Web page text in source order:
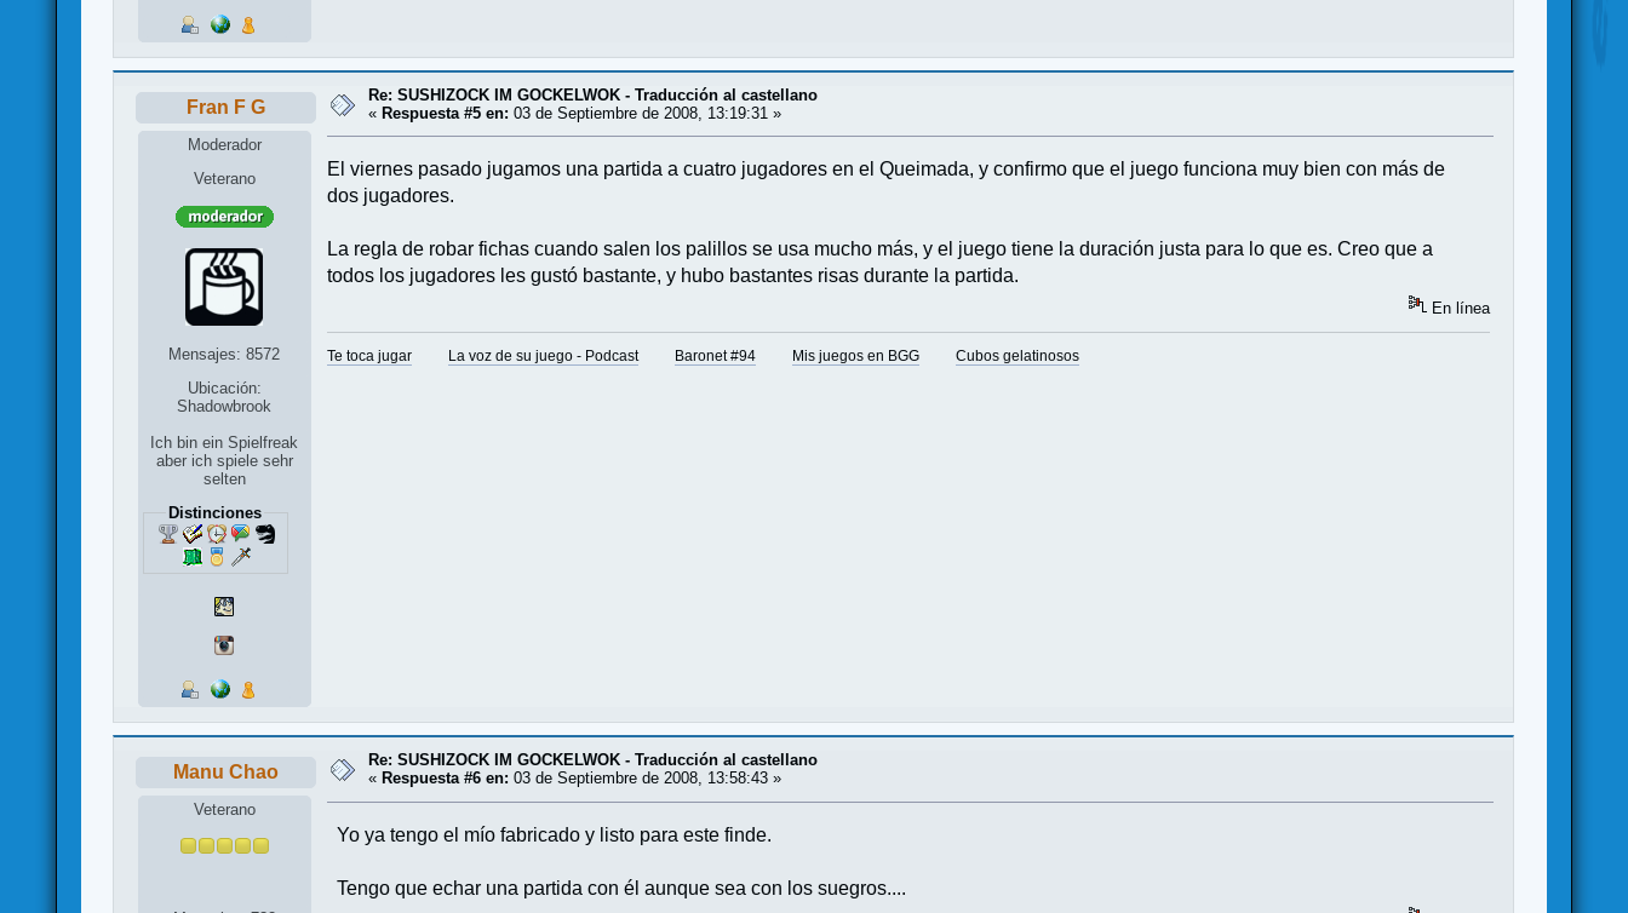
Fran F G
Moderador
Veterano
Mensajes: 8572
Ubicación:
Shadowbrook
Ich bin ein Spielfreak
aber ich spiele sehr
selten
Distinciones
Re: SUSHIZOCK IM GOCKELWOK - Traducción al castellano
« Respuesta #5 en: 03 de Septiembre de 2008, 13:19:31 »
El viernes pasado jugamos una partida a cuatro jugadores en el Queimada, y confirmo que el juego funciona muy bien con más de
dos jugadores.
La regla de robar fichas cuando salen los palillos se usa mucho más, y el juego tiene la duración justa para lo que es. Creo que a
todos los jugadores les gustó bastante, y hubo bastantes risas durante la partida.
En línea
Te toca jugar La voz de su juego - Podcast Baronet #94 Mis juegos en BGG Cubos gelatinosos
Manu Chao
Veterano
Re: SUSHIZOCK IM GOCKELWOK - Traducción al castellano
« Respuesta #6 en: 03 de Septiembre de 2008, 13:58:43 »
Yo ya tengo el mío fabricado y listo para este finde.
Tengo que echar una partida con él aunque sea con los suegros....